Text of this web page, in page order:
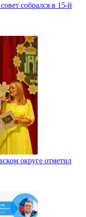
собрался в 15-й
округе отметил